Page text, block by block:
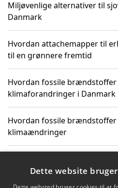
Miljøvenlige alternativer til
Danmark
Hvordan attachemapper til
til en grønnere fremtid
Hvordan fossile
klimaforandringer i Danmark
Hvordan fossile
klimaændringer
vores perspektiv
Dette website